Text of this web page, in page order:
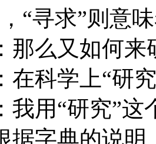
“寻求”则意
那么又如何来
在科学上“研
我用“研究”
据字典的说明